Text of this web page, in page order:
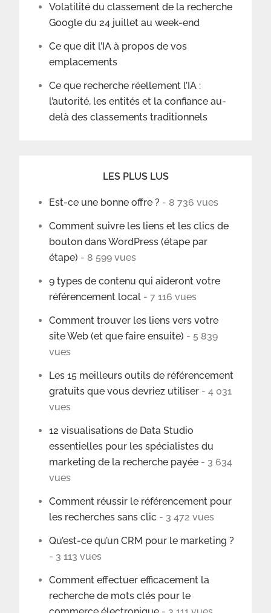
Volatilité du classement de la recherche
Google du 24 juillet au week-end
Ce que dit l’IA à propos de vos
emplacements
Ce que recherche réellement l’IA :
l’autorité, les entités et la confiance au-
delà des classements traditionnels
LES PLUS LUS
Est-ce une bonne offre ? - 8 736 vues
Comment suivre les liens et les clics de
bouton dans WordPress (étape par
étape) - 8 599 vues
9 types de contenu qui aideront votre
référencement local - 7 116 vues
Comment trouver les liens vers votre
site Web (et que faire ensuite) - 5 839
vues
Les 15 meilleurs outils de référencement
gratuits que vous devriez utiliser - 4 031
vues
12 visualisations de Data Studio
essentielles pour les spécialistes du
marketing de la recherche payée - 3 634
vues
Comment réussir le référencement pour
les recherches sans clic - 3 472 vues
Qu’est-ce qu’un CRM pour le marketing ?
- 3 113 vues
Comment effectuer efficacement la
recherche de mots clés pour le